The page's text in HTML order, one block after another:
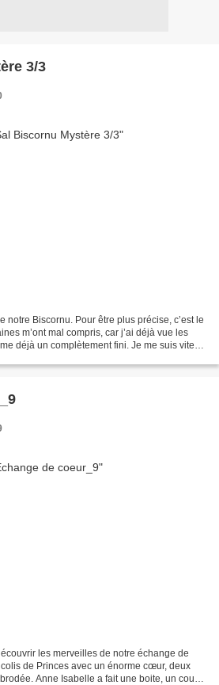
3/3
notre Biscornu. Pour être plus précise, c’est le
m’ont mal compris, car j’ai déjà vue les
déjà un complètement fini. Je me suis vite
les merveilles de notre échange de
de Princes avec un énorme cœur, deux
Anne Isabelle a fait une boite, un cour